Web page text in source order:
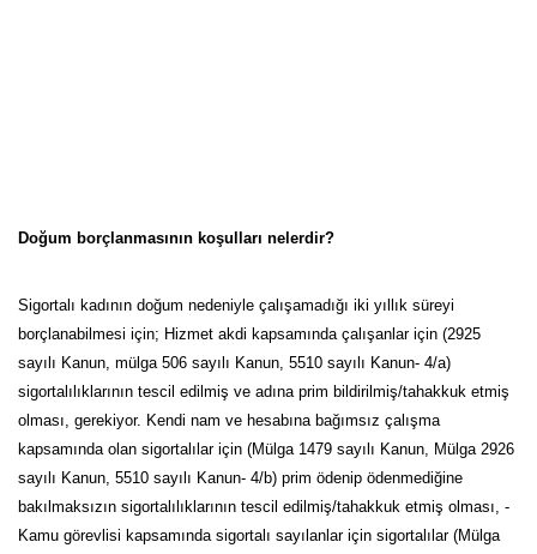
Doğum borçlanmasının koşulları nelerdir?
Sigortalı kadının doğum nedeniyle çalışamadığı iki yıllık süreyi
borçlanabilmesi için; Hizmet akdi kapsamında çalışanlar için (2925
sayılı Kanun, mülga 506 sayılı Kanun, 5510 sayılı Kanun- 4/a)
sigortalılıklarının tescil edilmiş ve adına prim bildirilmiş/tahakkuk etmiş
olması, gerekiyor. Kendi nam ve hesabına bağımsız çalışma
kapsamında olan sigortalılar için (Mülga 1479 sayılı Kanun, Mülga 2926
sayılı Kanun, 5510 sayılı Kanun- 4/b) prim ödenip ödenmediğine
bakılmaksızın sigortalılıklarının tescil edilmiş/tahakkuk etmiş olması, -
Kamu görevlisi kapsamında sigortalı sayılanlar için sigortalılar (Mülga